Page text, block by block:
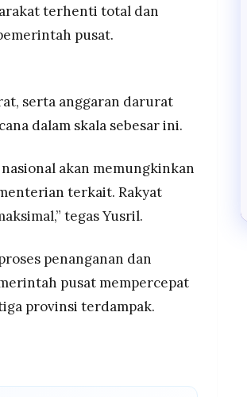
terhenti total dan
pusat.
serta anggaran darurat
dalam skala sebesar ini.
akan memungkinkan
terkait. Rakyat
tegas Yusril.
penanganan dan
pusat mempercepat
provinsi terdampak.